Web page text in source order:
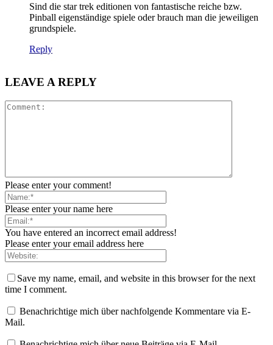
Sind die star trek editionen von fantastische reiche bzw.
Pinball eigenständige spiele oder brauch man die jeweiligen
grundspiele.
Reply
LEAVE A REPLY
Please enter your comment!
Please enter your name here
You have entered an incorrect email address!
Please enter your email address here
Save my name, email, and website in this browser for the next
time I comment.
Benachrichtige mich über nachfolgende Kommentare via E-
Mail.